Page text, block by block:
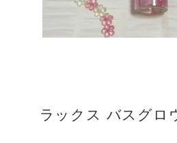
ラックス バスグロ